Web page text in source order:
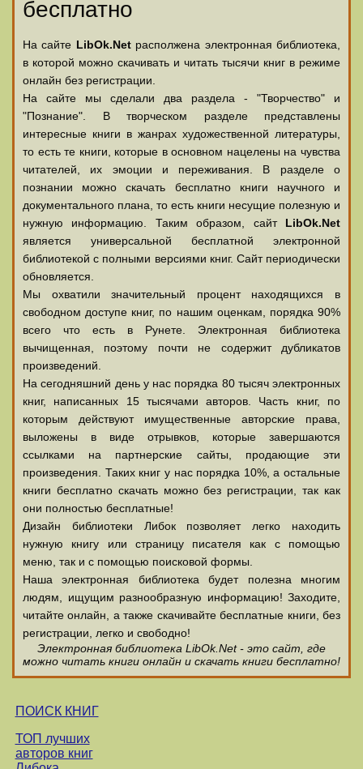
бесплатно
На сайте LibOk.Netрасполжена электронная библиотека,
в которой можно скачивать и читать тысячи книг в режиме
онлайн без регистрации.
На сайте мы сделали два раздела - "Творчество" и
"Познание". В творческом разделе представлены
интересные книги в жанрах художественной литературы,
то есть те книги, которые в основном нацелены на чувства
читателей, их эмоции и переживания. В разделе о
познании можно скачать бесплатно книги научного и
документального плана, то есть книги несущие полезную и
нужную информацию. Таким образом, сайт LibOk.Net
является универсальной бесплатной электронной
библиотекой с полными версиями книг. Сайт периодически
обновляется.
Мы охватили значительный процент находящихся в
свободном доступе книг, по нашим оценкам, порядка 90%
всего что есть в Рунете. Электронная библиотека
вычищенная, поэтому почти не содержит дубликатов
произведений.
На сегодняшний день у нас порядка 80 тысяч электронных
книг, написанных 15 тысячами авторов. Часть книг, по
которым действуют имущественные авторские права,
выложены в виде отрывков, которые завершаются
ссылками на партнерские сайты, продающие эти
произведения. Таких книг у нас порядка 10%, а остальные
книги бесплатно скачать можно без регистрации, так как
они полностью бесплатные!
Дизайн библиотеки Либок позволяет легко находить
нужную книгу или страницу писателя как с помощью
меню, так и с помощью поисковой формы.
Наша электронная библиотека будет полезна многим
людям, ищущим разнообразную информацию! Заходите,
читайте онлайн, а также скачивайте бесплатные книги, без
регистрации, легко и свободно!
Электронная библиотека LibOk.Net - это сайт, где
можно читать книги онлайн и скачать книги бесплатно!
ПОИСК КНИГ
ТОП лучших
авторов книг